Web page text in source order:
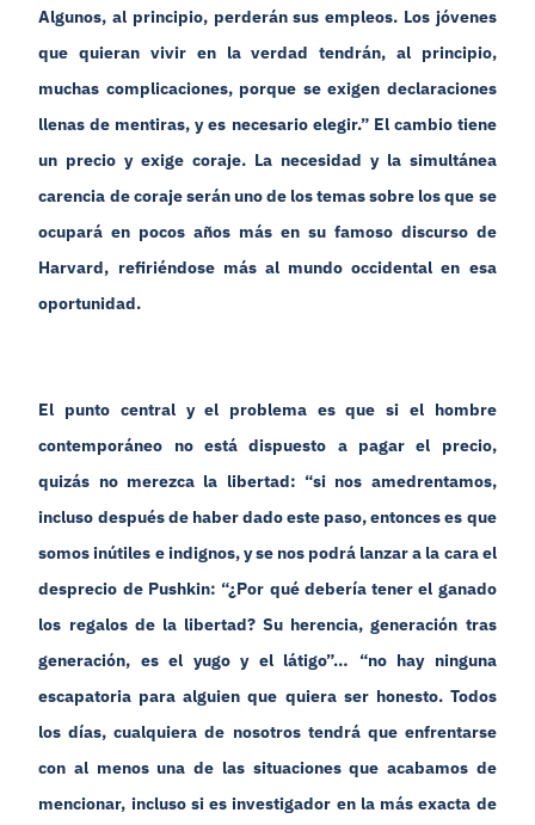
Algunos, al principio, perderán sus empleos. Los jóvenes
que quieran vivir en la verdad tendrán, al principio,
muchas complicaciones, porque se exigen declaraciones
llenas de mentiras, y es necesario elegir.” El cambio tiene
un precio y exige coraje. La necesidad y la simultánea
carencia de coraje serán uno de los temas sobre los que se
ocupará en pocos años más en su famoso discurso de
Harvard, refiriéndose más al mundo occidental en esa
oportunidad.
El punto central y el problema es que si el hombre
contemporáneo no está dispuesto a pagar el precio,
quizás no merezca la libertad: “si nos amedrentamos,
incluso después de haber dado este paso, entonces es que
somos inútiles e indignos, y se nos podrá lanzar a la cara el
desprecio de Pushkin: “¿Por qué debería tener el ganado
los regalos de la libertad? Su herencia, generación tras
generación, es el yugo y el látigo”… “no hay ninguna
escapatoria para alguien que quiera ser honesto. Todos
los días, cualquiera de nosotros tendrá que enfrentarse
con al menos una de las situaciones que acabamos de
mencionar, incluso si es investigador en la más exacta de